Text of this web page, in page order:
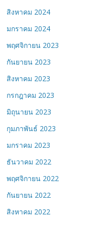
สิงหาคม 2024
มกราคม 2024
พฤศจิกายน 2023
กันยายน 2023
สิงหาคม 2023
กรกฎาคม 2023
มิถุนายน 2023
กุมภาพันธ์ 2023
มกราคม 2023
ธันวาคม 2022
พฤศจิกายน 2022
กันยายน 2022
สิงหาคม 2022